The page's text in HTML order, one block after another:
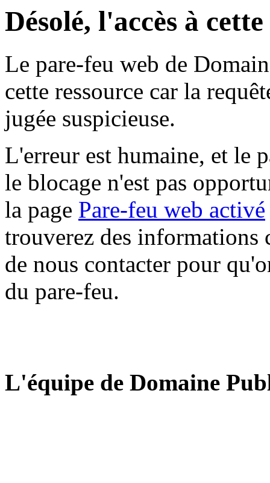
Désolé, l'accès à
Le pare-feu web de
cette ressource car la
jugée suspicieuse.
L'erreur est humaine, et le
le blocage n'est pas
la page Pare-feu web activé
trouverez des informations
de nous contacter pour
du pare-feu.
L'équipe de Domaine